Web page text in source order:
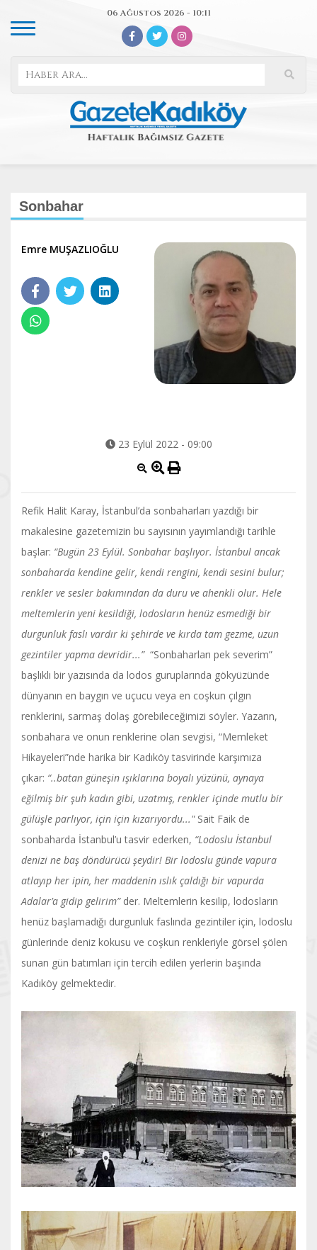
06 Ağustos 2026 - 10:11
Sonbahar
Emre MUŞAZLIOĞLU
23 Eylül 2022 - 09:00
Refik Halit Karay, İstanbul’da sonbaharları yazdığı bir
makalesine gazetemizin bu sayısının yayımlandığı tarihle
başlar: “Bugün 23 Eylül. Sonbahar başlıyor. İstanbul ancak
sonbaharda kendine gelir, kendi rengini, kendi sesini bulur;
renkler ve sesler bakımından da duru ve ahenkli olur. Hele
meltemlerin yeni kesildiği, lodosların henüz esmediği bir
durgunluk faslı vardır ki şehirde ve kırda tam gezme, uzun
gezintiler yapma devridir...” “Sonbaharları pek severim”
başlıklı bir yazısında da lodos guruplarında gökyüzünde
dünyanın en baygın ve uçucu veya en coşkun çılgın
renklerini, sarmaş dolaş görebileceğimizi söyler. Yazarın,
sonbahara ve onun renklerine olan sevgisi, “Memleket
Hikayeleri”nde harika bir Kadıköy tasvirinde karşımıza
çıkar: “..batan güneşin ışıklarına boyalı yüzünü, aynaya
eğilmiş bir şuh kadın gibi, uzatmış, renkler içinde mutlu bir
gülüşle parlıyor, için için kızarıyordu..." Sait Faik de
sonbaharda İstanbul’u tasvir ederken, “Lodoslu İstanbul
denizi ne baş döndürücü şeydir! Bir lodoslu günde vapura
atlayıp her ipin, her maddenin ıslık çaldığı bir vapurda
Adalar’a gidip gelirim” der. Meltemlerin kesilip, lodosların
henüz başlamadığı durgunluk faslında gezintiler için, lodoslu
günlerinde deniz kokusu ve coşkun renkleriyle görsel şölen
sunan gün batımları için tercih edilen yerlerin başında
Kadıköy gelmektedir.